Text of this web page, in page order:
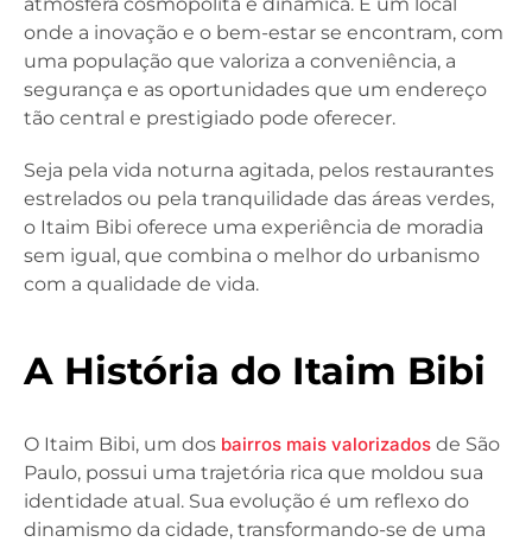
onde a inovação e o bem-estar se encontram, com
uma população que valoriza a conveniência, a
segurança e as oportunidades que um endereço
tão central e prestigiado pode oferecer.
Seja pela vida noturna agitada, pelos restaurantes
estrelados ou pela tranquilidade das áreas verdes,
o Itaim Bibi oferece uma experiência de moradia
sem igual, que combina o melhor do urbanismo
com a qualidade de vida.
A História do Itaim Bibi
O Itaim Bibi, um dos bairros mais valorizados de São
Paulo, possui uma trajetória rica que moldou sua
identidade atual. Sua evolução é um reflexo do
dinamismo da cidade, transformando-se de uma